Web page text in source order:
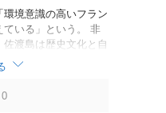
境意識の高いフラン
ている」という。 非
渡島は歴史文化と自
るので、個人的には
しいです。「金がと
掘ったりしそうな国
0